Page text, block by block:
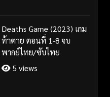
Deaths Game (2023) เกม
ท้าตาย ตอนที่ 1-8 จบ
พากย์ไทย/ซับไทย
5 views